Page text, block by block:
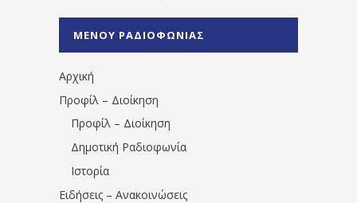
1531194763766854/" artist="" ]
ΜΕΝΟΥ ΡΑΔΙΟΦΩΝΙΑΣ
Αρχική
Προφίλ – Διοίκηση
Προφίλ – Διοίκηση
Δημοτική Ραδιοφωνία
Ιστορία
Ειδήσεις – Ανακοινώσεις